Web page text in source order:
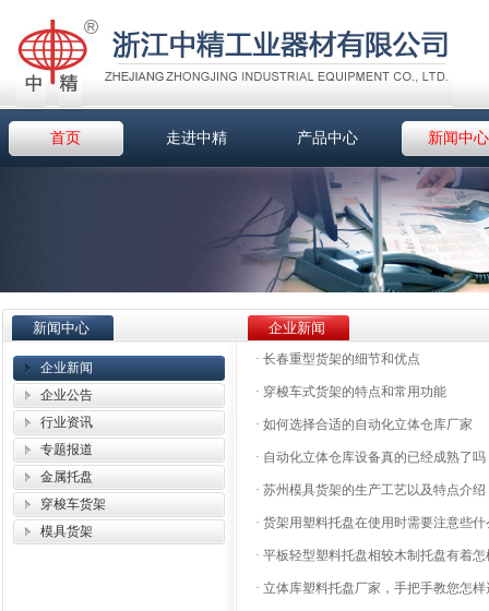
首页 走进中精 产品中心 新闻中心
新闻中心
企业新闻
企业公告
行业资讯
专题报道
金属托盘
穿梭车货架
模具货架
企业新闻
· 长春重型货架的细节和优点
· 穿梭车式货架的特点和常用功能
· 如何选择合适的自动化立体仓库厂家
· 自动化立体仓库设备真的已经成熟了吗
· 苏州模具货架的生产工艺以及特点介绍
· 货架用塑料托盘在使用时需要注意些什
· 平板轻型塑料托盘相较木制托盘有着怎
· 立体库塑料托盘厂家，手把手教您怎